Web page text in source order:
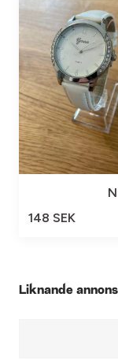
148 SEK
Liknande